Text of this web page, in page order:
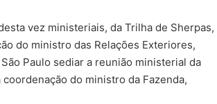
vez ministeriais, da Trilha de Sherpas,
do ministro das Relações Exteriores,
Paulo sediar a reunião ministerial da
do ministro da Fazenda,